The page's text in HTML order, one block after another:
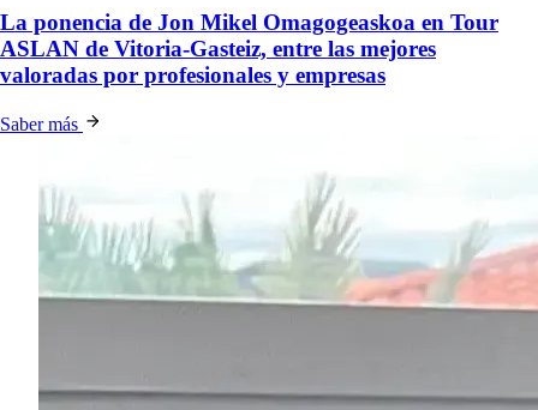
La ponencia de Jon Mikel Omagogeaskoa en Tour
ASLAN de Vitoria-Gasteiz, entre las mejores
valoradas por profesionales y empresas
Saber más